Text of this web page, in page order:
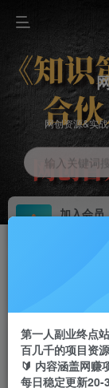
网创资源&实
输入关键词
加入会员
推广返佣
第一人副业终点
百几千的项目资
🔰 内容涵盖网赚
每日稳定更新20-